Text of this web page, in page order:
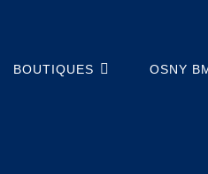
BOUTIQUES OSNY